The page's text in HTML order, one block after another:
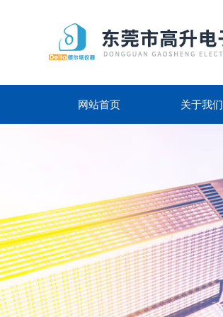
网站首页 关于我们